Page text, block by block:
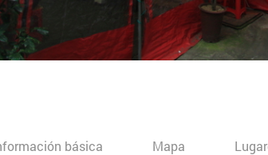
básica Mapa